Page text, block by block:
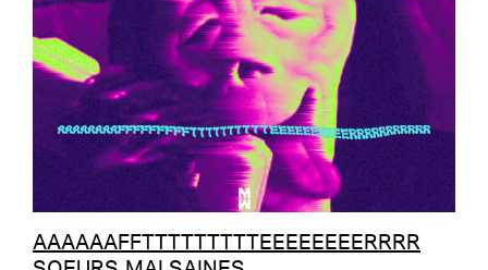
AAAAAAFFTTTTTTTTTEEEEEEEERRRR